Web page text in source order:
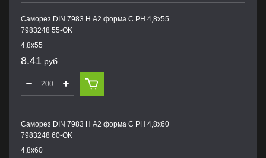
Саморез DIN 7983 H А2 форма С PH 4,8х55
7983248 55-OK
4,8х55
8.41 руб.
Саморез DIN 7983 H А2 форма С PH 4,8х60
7983248 60-OK
4,8х60